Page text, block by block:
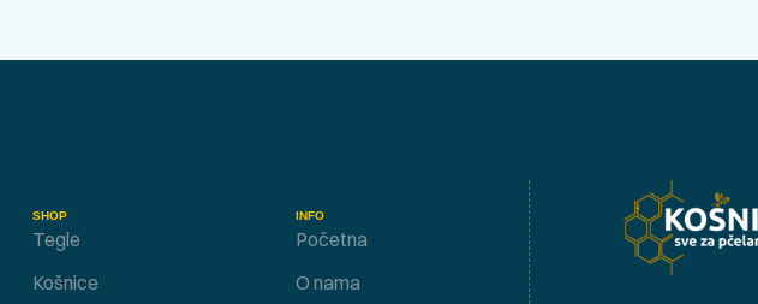
SHOP
Tegle
Košnice
INFO
Početna
O nama